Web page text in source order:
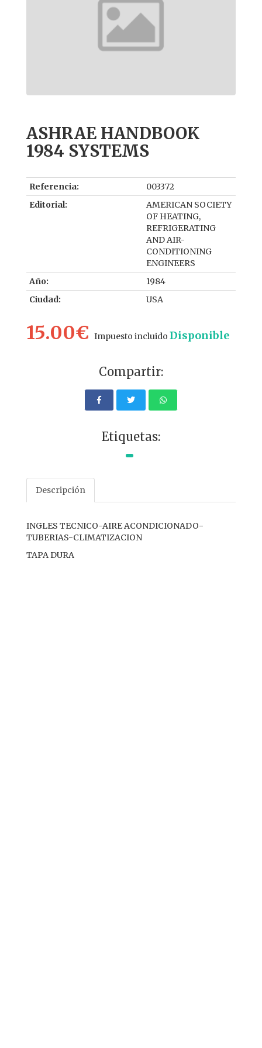
ASHRAE HANDBOOK
1984 SYSTEMS
Referencia:
003372
Editorial:
AMERICAN SOCIETY
OF HEATING,
REFRIGERATING
AND AIR-
CONDITIONING
ENGINEERS
Año:
1984
Ciudad:
USA
15.00€ Impuesto incluido Disponible
Compartir:
Etiquetas:
Descripción
INGLES TECNICO-AIRE ACONDICIONADO-
TUBERIAS-CLIMATIZACION
TAPA DURA